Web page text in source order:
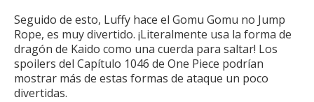
Seguido de esto, Luffy hace el Gomu Gomu no Jump
Rope, es muy divertido. ¡Literalmente usa la forma de
dragón de Kaido como una cuerda para saltar! Los
spoilers del Capítulo 1046 de One Piece podrían
mostrar más de estas formas de ataque un poco
divertidas.